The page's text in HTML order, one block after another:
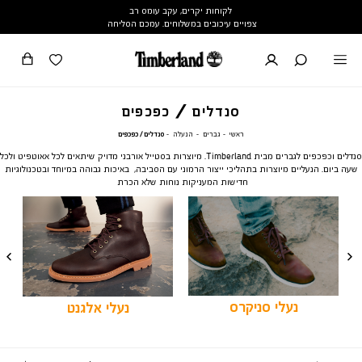
לקוחות יקרים, עקב עומס רב
צפויים עיכובים במשלוחים. עמכם הסליחה
סנדלים / כפכפים
ראשי ראשיגברים גבריםהנעלה הנעלה
סנדלים / כפכפיםסנדלים
כפכפים
סנדלים וכפכפים לגברים מבית Timberland. מיוצרות בסטייל אורבני מדויק שיתאים לכל אאוטפיט ולכל
שעה ביום. הנעליים מיוצרות בתהליכי ייצור הרמוני עם הסביבה, באיכות גבוהה במיוחד ובטכנולוגיות
חדישות המעניקות נוחות שלא הכרת
נעלי סניקרס נעלי אלגנט